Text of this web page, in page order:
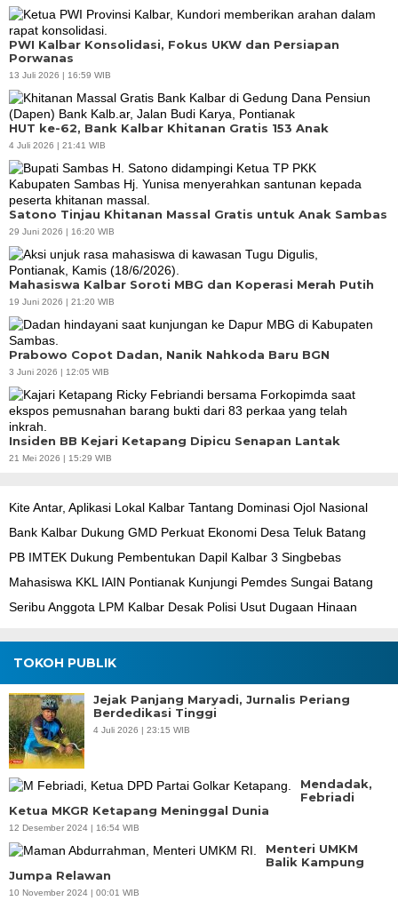
PWI Kalbar Konsolidasi, Fokus UKW dan Persiapan
Porwanas
13 Juli 2026 | 16:59 WIB
HUT ke-62, Bank Kalbar Khitanan Gratis 153 Anak
4 Juli 2026 | 21:41 WIB
Satono Tinjau Khitanan Massal Gratis untuk Anak Sambas
29 Juni 2026 | 16:20 WIB
Mahasiswa Kalbar Soroti MBG dan Koperasi Merah Putih
19 Juni 2026 | 21:20 WIB
Prabowo Copot Dadan, Nanik Nahkoda Baru BGN
3 Juni 2026 | 12:05 WIB
Insiden BB Kejari Ketapang Dipicu Senapan Lantak
21 Mei 2026 | 15:29 WIB
Kite Antar, Aplikasi Lokal Kalbar Tantang Dominasi Ojol Nasional
Bank Kalbar Dukung GMD Perkuat Ekonomi Desa Teluk Batang
PB IMTEK Dukung Pembentukan Dapil Kalbar 3 Singbebas
Mahasiswa KKL IAIN Pontianak Kunjungi Pemdes Sungai Batang
Seribu Anggota LPM Kalbar Desak Polisi Usut Dugaan Hinaan
TOKOH PUBLIK
Jejak Panjang Maryadi, Jurnalis Periang
Berdedikasi Tinggi
4 Juli 2026 | 23:15 WIB
Mendadak,
Febriadi
Ketua MKGR Ketapang Meninggal Dunia
12 Desember 2024 | 16:54 WIB
Menteri UMKM
Balik Kampung
Jumpa Relawan
10 November 2024 | 00:01 WIB